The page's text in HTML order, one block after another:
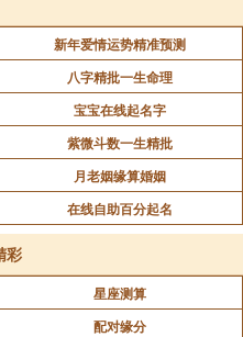
年要特别注意沟通方
结合，为个人发展提供
请联系我们删除！以上内容，并
观点。
新年爱情运势精准预测
八字精批一生命理
宝宝在线起名字
紫微斗数一生精批
月老姻缘算婚姻
在线自助百分起名
彩
星座测算
配对缘分